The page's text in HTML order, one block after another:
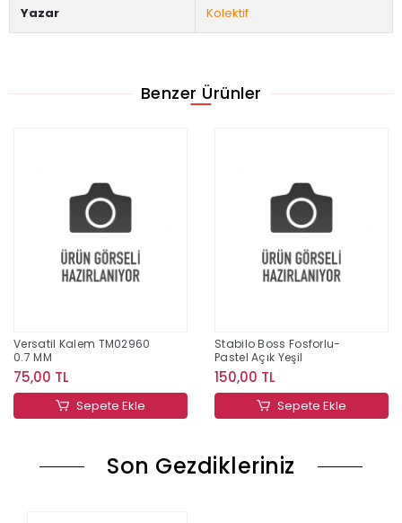
Yazar Kolektif
Benzer Ürünler
Versatil Kalem TM02960
0.7 MM
75,00 TL
Sepete Ekle
Stabilo Boss Fosforlu-
Pastel Açık Yeşil
150,00 TL
Sepete Ekle
Son Gezdikleriniz